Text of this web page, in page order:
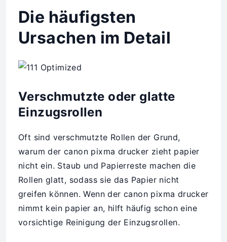
Die häufigsten
Ursachen im Detail
Verschmutzte oder glatte
Einzugsrollen
Oft sind verschmutzte Rollen der Grund,
warum der canon pixma drucker zieht papier
nicht ein. Staub und Papierreste machen die
Rollen glatt, sodass sie das Papier nicht
greifen können. Wenn der canon pixma drucker
nimmt kein papier an, hilft häufig schon eine
vorsichtige Reinigung der Einzugsrollen.